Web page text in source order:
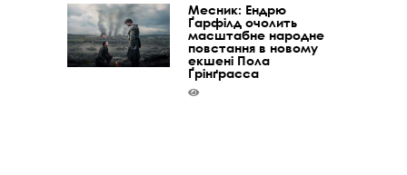
Месник: Ендрю
Ґарфілд очолить
масштабне народне
повстання в новому
екшені Пола
Ґрінґрасса